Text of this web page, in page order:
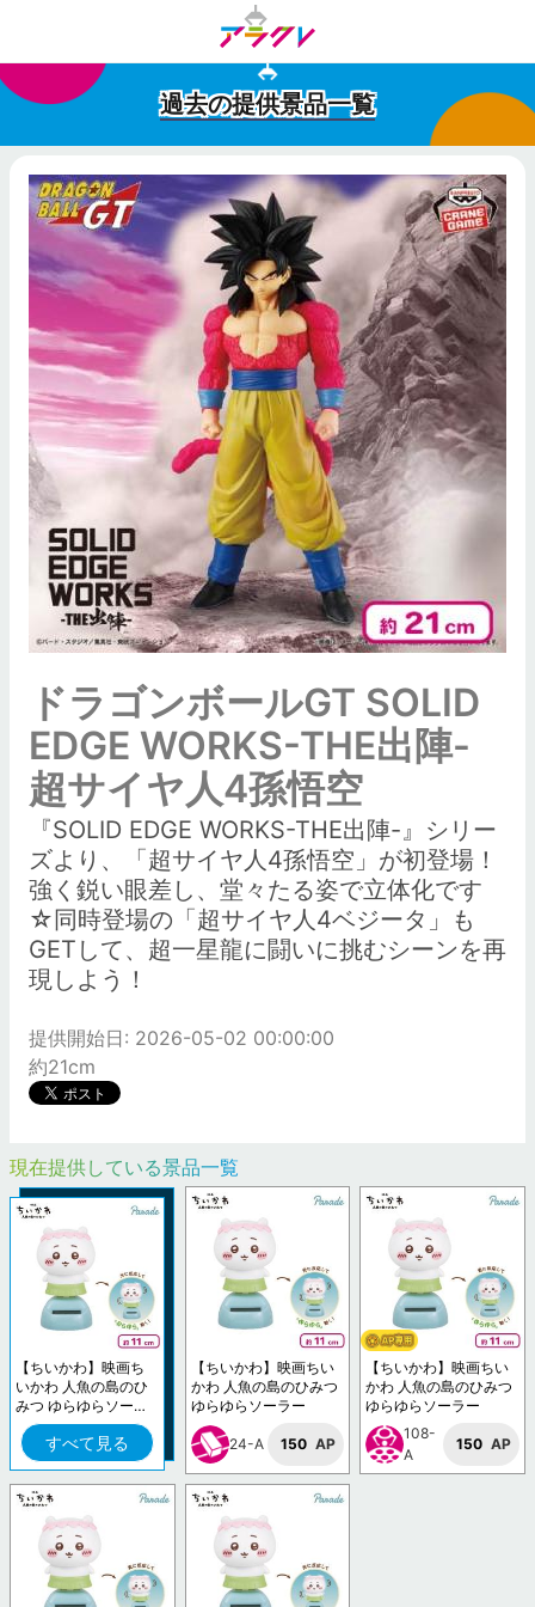
過去の提供景品一覧
ドラゴンボールGT SOLID
EDGE WORKS-THE出陣-
超サイヤ人4孫悟空
『SOLID EDGE WORKS-THE出陣-』シリー
ズより、「超サイヤ人4孫悟空」が初登場！
強く鋭い眼差し、堂々たる姿で立体化です
☆同時登場の「超サイヤ人4ベジータ」も
GETして、超一星龍に闘いに挑むシーンを再
現しよう！
提供開始日: 2026-05-02 00:00:00
約21cm
現在提供している景品一覧
【ちいかわ】映画ち
いかわ 人魚の島のひ
みつ ゆらゆらソーラ
ー
すべて見る
【ちいかわ】映画ちい
かわ 人魚の島のひみつ
ゆらゆらソーラー
24-A 150 AP
【ちいかわ】映画ちい
かわ 人魚の島のひみつ
ゆらゆらソーラー
108-
A
150 AP